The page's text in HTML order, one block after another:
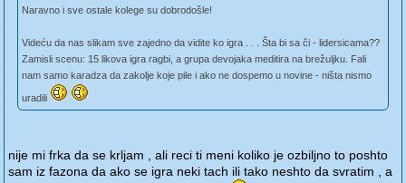
Naravno i sve ostale kolege su dobrodošle!
Videću da nas slikam sve zajedno da vidite ko igra . . . Šta bi sa či - lidersicama??
Zamisli scenu: 15 likova igra ragbi, a grupa devojaka meditira na brežuljku. Fali
nam samo karadza da zakolje koje pile i ako ne dospemo u novine - ništa nismo
uradili
nije mi frka da se krljam , ali reci ti meni koliko je ozbiljno to poshto
sam iz fazona da ako se igra neki tach ili tako neshto da svratim , a